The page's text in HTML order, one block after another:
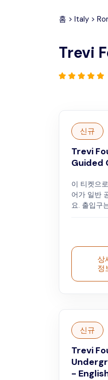
홈 > Italy >
Trevi
신규
Trevi
Guided
이 티켓으
어가 일반
요. 출입구
사진을 찍
분에 열리
도 있습니
판테온, 트
상
정
신규
Trevi
-